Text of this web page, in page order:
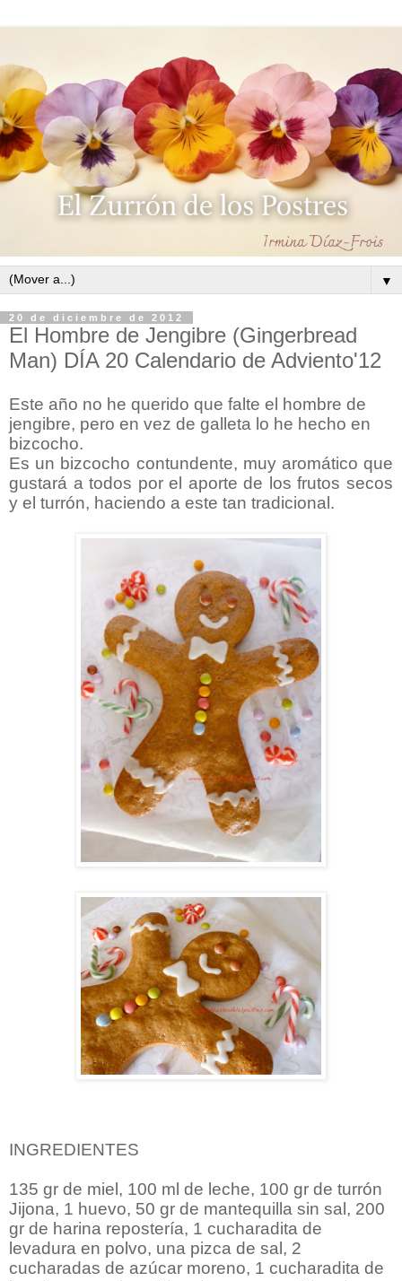
▼
20 de diciembre de 2012
El Hombre de Jengibre (Gingerbread
Man) DÍA 20 Calendario de Adviento'12
Este año no he querido que falte el hombre de
jengibre, pero en vez de galleta lo he hecho en
bizcocho.
Es un bizcocho contundente, muy aromático que
gustará a todos por el aporte de los frutos secos
y el turrón, haciendo a este tan tradicional.
INGREDIENTES
135 gr de miel, 100 ml de leche, 100 gr de turrón
Jijona, 1 huevo, 50 gr de mantequilla sin sal, 200
gr de harina repostería, 1 cucharadita de
levadura en polvo, una pizca de sal, 2
cucharadas de azúcar moreno, 1 cucharadita de